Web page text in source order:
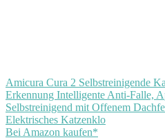
Amicura Cura 2 Selbstreinigende
Erkennung Intelligente Anti-Falle,
Selbstreinigend mit Offenem
Elektrisches Katzenklo
Bei Amazon kaufen*